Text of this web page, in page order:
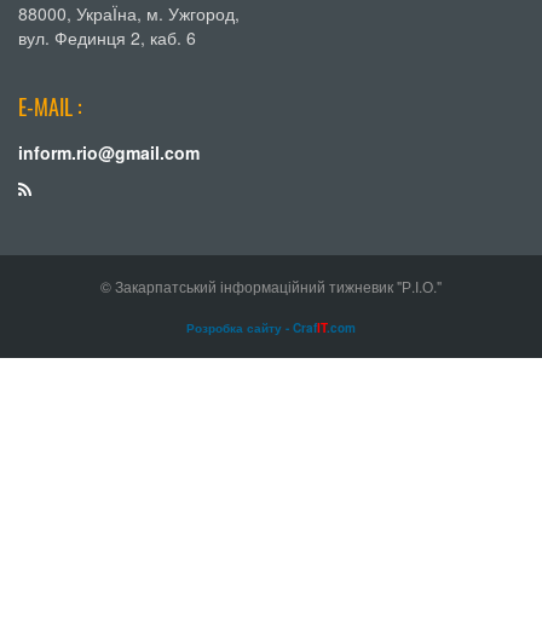
88000, УкраЇна, м. Ужгород,
вул. Фединця 2, каб. 6
E-MAIL :
inform.rio@gmail.com
© Закарпатський інформаційний тижневик "Р.І.О."
Розробка сайту - CrafIT.com